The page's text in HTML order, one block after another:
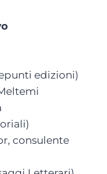
edizioni)
consulente